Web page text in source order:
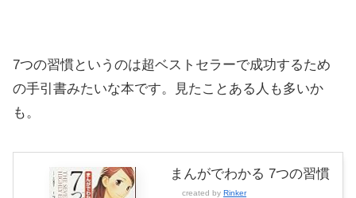
7つの習慣というのは超ベストセラーで成功するため
の手引書みたいな本です。見たことある人も多いか
も。
まんがでわかる 7つの習慣
created by Rinker